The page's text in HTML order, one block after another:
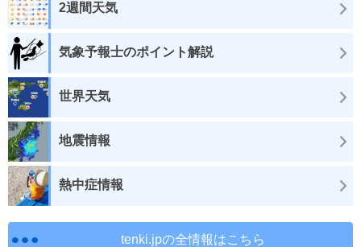
2週間天気
気象予報士のポイント解説
世界天気
地震情報
熱中症情報
tenki.jpの全情報はこちら